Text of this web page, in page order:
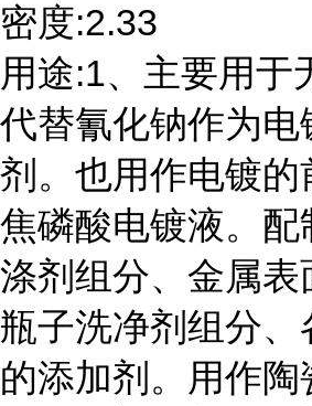
密度:2.33
用途:1、主要用于
代替氰化钠作为电
剂。也用作电镀的
焦磷酸电镀液。配
涤剂组分、金属表
瓶子洗净剂组分、
的添加剂。用作陶